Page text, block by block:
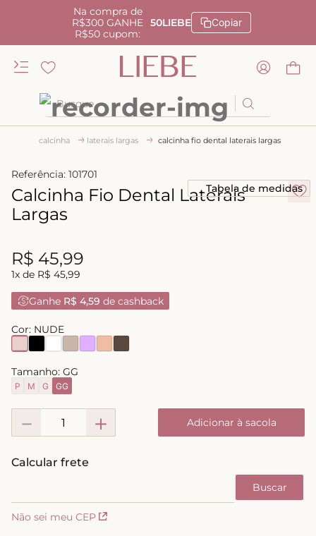
Na compra de
R$300 GANHE
R$50 cupom:
50LIEBE Copiar
Busque
calcinha laterais largas calcinha fio dental laterais largas
Referência: 101701
Calcinha Fio Dental Laterais
Largas
R$ 45,99
1x de R$ 45,99
Ganhe R$ 4,59 de cashback
Tabela de medidas
Cor: NUDE
Tamanho: GG
P M G GG
＋
－ Adicionar à sacola
Não sei meu CEP
TERMOS MAIS BUSCADOS
sutiã
anatomic
calcinha alta
triangulo
short doll
biquini
calcinha